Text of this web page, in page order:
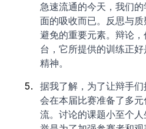
急速流通的今天，我们
面的吸收而已。反思与
避免的重要元素。辩论
台，它所提供的训练正
精神。
据我了解，为了让辩手
会在本届比赛准备了多
流。讨论的课题小至个